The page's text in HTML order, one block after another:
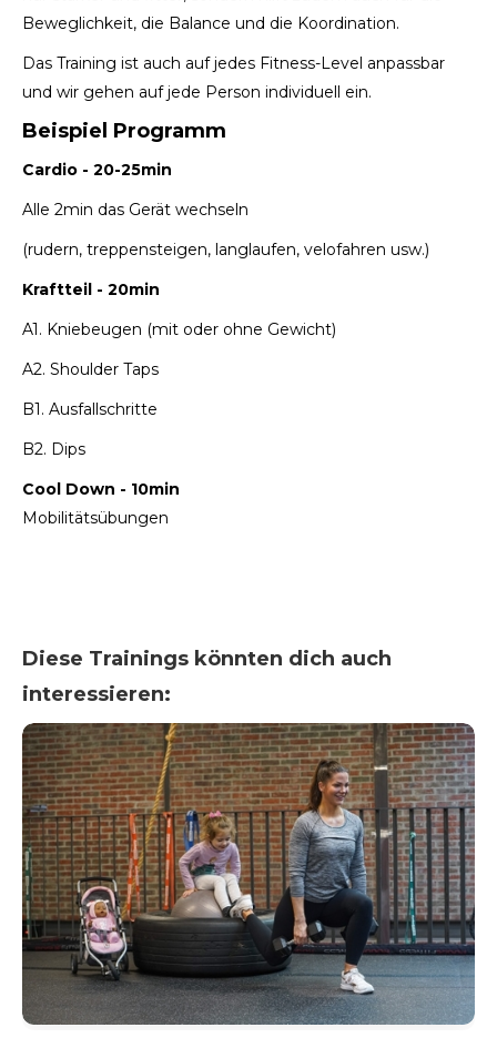
Beweglichkeit, die Balance und die Koordination.
Das Training ist auch auf jedes Fitness-Level anpassbar
und wir gehen auf jede Person individuell ein.
Beispiel Programm
Cardio - 20-25min
Alle 2min das Gerät wechseln
(rudern, treppensteigen, langlaufen, velofahren usw.)
Kraftteil - 20min
A1. Kniebeugen (mit oder ohne Gewicht)
A2. Shoulder Taps
B1. Ausfallschritte
B2. Dips
Cool Down - 10min
Mobilitätsübungen
Diese Trainings könnten dich auch
interessieren: